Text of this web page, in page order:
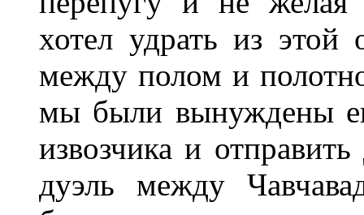
хотел удрать из этой
между полом и
мы были вынуждены
извозчика и
дуэль между